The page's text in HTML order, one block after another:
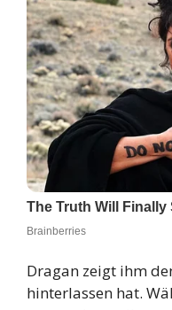
Dragan zeigt ihm
hinterlassen hat.